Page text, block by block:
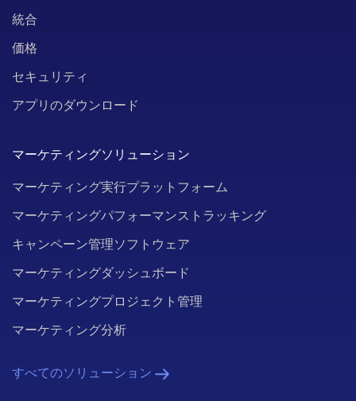
統合
価格
セキュリティ
アプリのダウンロード
マーケティングソリューション
マーケティング実行プラットフォーム
マーケティングパフォーマンストラッキング
キャンペーン管理ソフトウェア
マーケティングダッシュボード
マーケティングプロジェクト管理
マーケティング分析
すべてのソリューション